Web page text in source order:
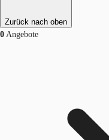
Zurück nach oben
0 Angebote